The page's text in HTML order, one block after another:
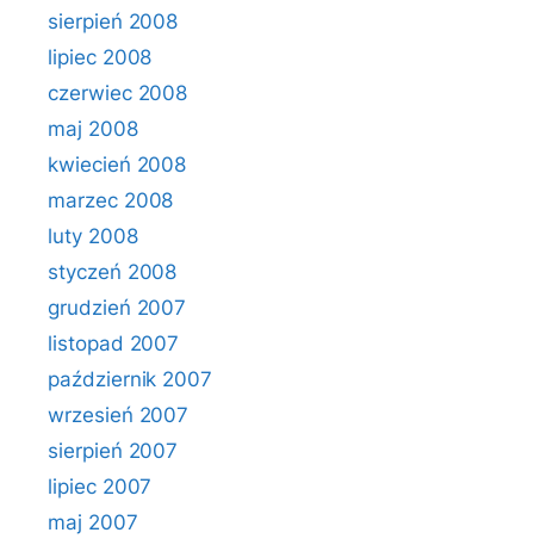
sierpień 2008
lipiec 2008
czerwiec 2008
maj 2008
kwiecień 2008
marzec 2008
luty 2008
styczeń 2008
grudzień 2007
listopad 2007
październik 2007
wrzesień 2007
sierpień 2007
lipiec 2007
maj 2007